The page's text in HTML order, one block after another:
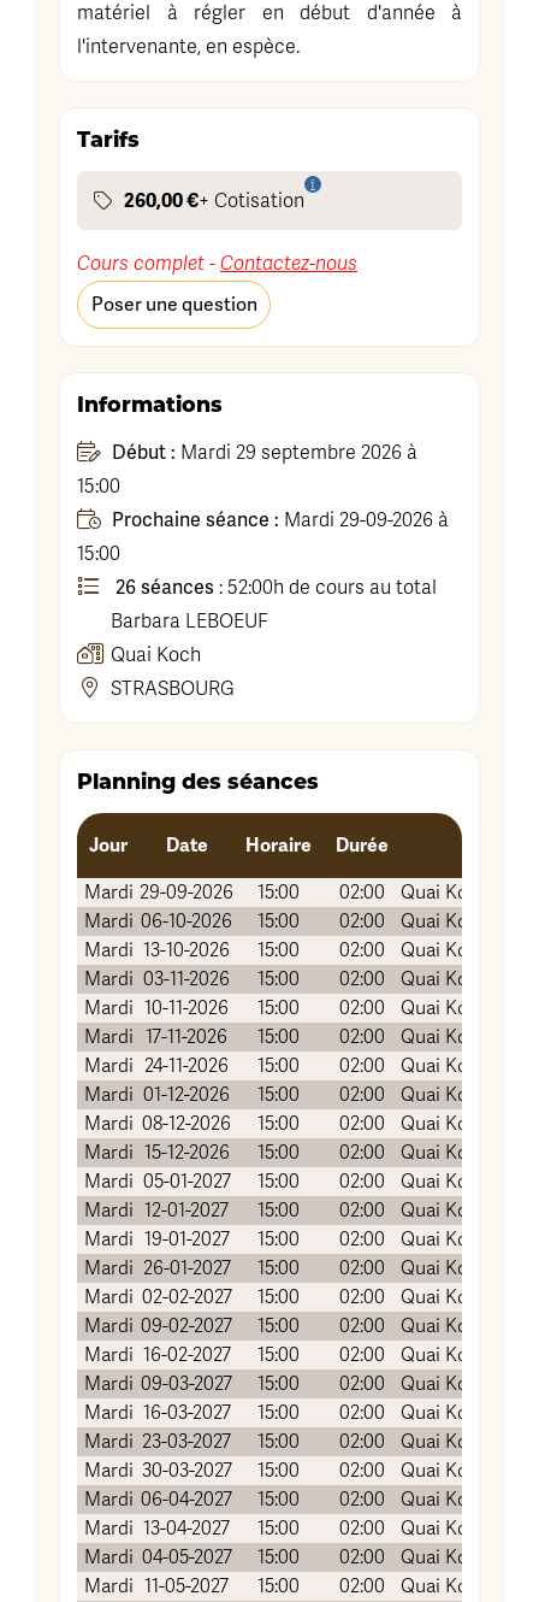
matériel à régler en début d'année à
l'intervenante, en espèce.
Tarifs
260,00 €+ Cotisation
Cours complet - Contactez-nous
Poser une question
Informations
Début : Mardi 29 septembre 2026 à
15:00
Prochaine séance : Mardi 29-09-2026 à
15:00
26 séances : 52:00h de cours au total
Barbara LEBOEUF
Quai Koch
STRASBOURG
Planning des séances
Jour Date Horaire Durée
Mardi 29-09-2026 15:00 02:00
Quai Koch
Mardi 06-10-2026 15:00 02:00
Quai Koch
Mardi 13-10-2026 15:00 02:00
Quai Koch
Mardi 03-11-2026 15:00 02:00
Quai Koch
Mardi 10-11-2026 15:00 02:00
Quai Koch
Mardi 17-11-2026 15:00 02:00
Quai Koch
Mardi 24-11-2026 15:00 02:00
Quai Koch
Mardi 01-12-2026 15:00 02:00
Quai Koch
Mardi 08-12-2026 15:00 02:00
Quai Koch
Mardi 15-12-2026 15:00 02:00
Quai Koch
Mardi 05-01-2027 15:00 02:00
Quai Koch
Mardi 12-01-2027 15:00 02:00
Quai Koch
Mardi 19-01-2027 15:00 02:00
Quai Koch
Mardi 26-01-2027 15:00 02:00
Quai Koch
Mardi 02-02-2027 15:00 02:00
Quai Koch
Mardi 09-02-2027 15:00 02:00
Quai Koch
Mardi 16-02-2027 15:00 02:00
Quai Koch
Mardi 09-03-2027 15:00 02:00
Quai Koch
Mardi 16-03-2027 15:00 02:00
Quai Koch
Mardi 23-03-2027 15:00 02:00
Quai Koch
Mardi 30-03-2027 15:00 02:00
Quai Koch
Mardi 06-04-2027 15:00 02:00
Quai Koch
Mardi 13-04-2027 15:00 02:00
Quai Koch
Mardi 04-05-2027 15:00 02:00
Quai Koch
Mardi 11-05-2027 15:00 02:00
Quai Koch